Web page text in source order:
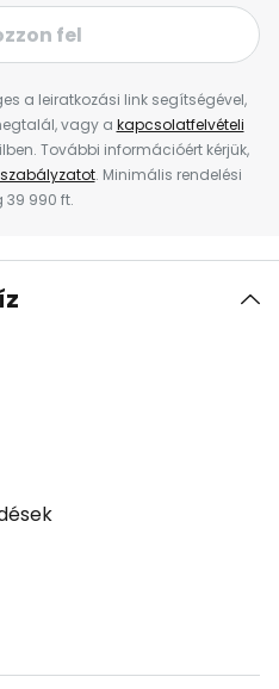
fel
a leiratkozási link segítségével,
vagy a kapcsolatfelvételi
További információért kérjük,
. Minimális rendelési
39 990 ft.